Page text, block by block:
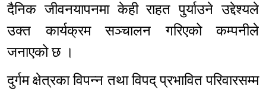
दैनिक जीवनयापनमा केही राहत पुर्याउने उद्देश्यले
उक्त कार्यक्रम सञ्चालन गरिएको कम्पनीले
जनाएको छ ।
दुर्गम क्षेत्रका विपन्न तथा विपद् प्रभावित परिवारसम्म